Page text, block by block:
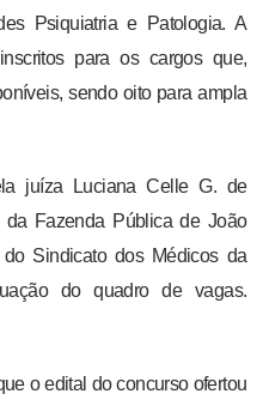
Psiquiatria e Patologia. A
para os cargos que,
sendo oito para ampla
juíza Luciana Celle G. de
da Fazenda Pública de João
Sindicato dos Médicos da
do quadro de vagas.
o edital do concurso ofertou